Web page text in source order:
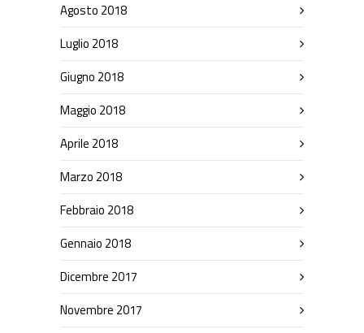
Agosto 2018
Luglio 2018
Giugno 2018
Maggio 2018
Aprile 2018
Marzo 2018
Febbraio 2018
Gennaio 2018
Dicembre 2017
Novembre 2017